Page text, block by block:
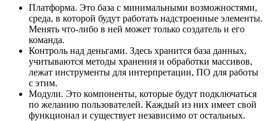
Платформа. Это база с минимальными возможностями,
среда, в которой будут работать надстроенные элементы.
Менять что-либо в ней может только создатель и его
команда.
Контроль над деньгами. Здесь хранится база данных,
учитываются методы хранения и обработки массивов,
лежат инструменты для интерпретации, ПО для работы
с этим.
Модули. Это компоненты, которые будут подключаться
по желанию пользователей. Каждый из них имеет свой
функционал и существует независимо от остальных.